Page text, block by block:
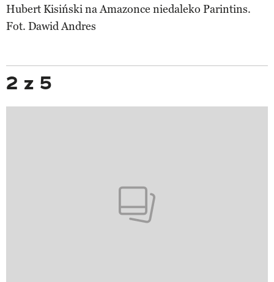
Hubert Kisiński na Amazonce niedaleko Parintins.
Fot. Dawid Andres
2 z 5